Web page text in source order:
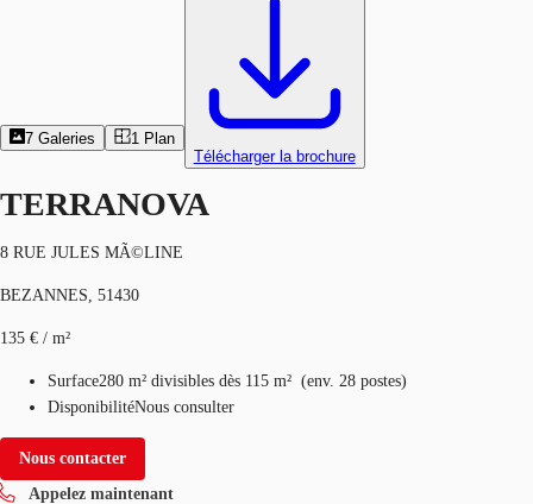
7 Galeries 1 Plan
Télécharger la brochure
TERRANOVA
8 RUE JULES MÃ©LINE
BEZANNES, 51430
135 € / m²
Surface280 m² divisibles dès 115 m² (env. 28 postes)
DisponibilitéNous consulter
Nous contacter
Appelez maintenant